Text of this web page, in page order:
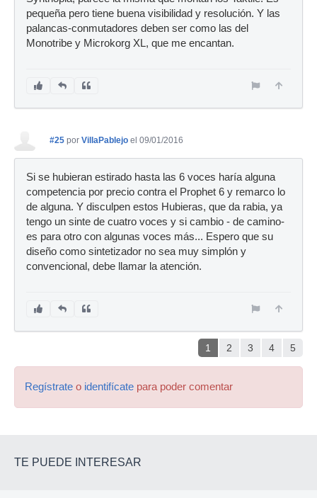
pequeña pero tiene buena visibilidad y resolución. Y las
palancas-conmutadores deben ser como las del
Monotribe y Microkorg XL, que me encantan.
#25 por VillaPablejo el 09/01/2016
Si se hubieran estirado hasta las 6 voces haría alguna
competencia por precio contra el Prophet 6 y remarco lo
de alguna. Y disculpen estos Hubieras, que da rabia, ya
tengo un sinte de cuatro voces y si cambio - de camino-
es para otro con algunas voces más... Espero que su
diseño como sintetizador no sea muy simplón y
convencional, debe llamar la atención.
1 2 3 4 5
Regístrate o identifícate para poder comentar
TE PUEDE INTERESAR